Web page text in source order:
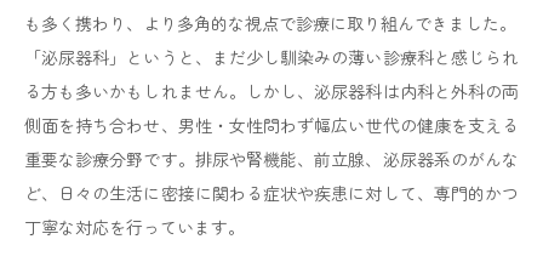
に接種を完了する必要があるのでご注意下さい。
・シングリックスをご希望の方は１回目と２回目の接種
は2ヶ月以上空ける必要がある為、１回目は令和8年1月
31日までに接種を完了して下さい。
◆接種期間：令和8年4月1日（火曜日）～令和9年3月31
◆予約方法 必ずお電話にてご予約下さい。（インター
ネットでは予約出来ませんのでご注意ください）
も多く携わり、より多角的な視点で診療に取り組んできました。
「泌尿器科」というと、まだ少し馴染みの薄い診療科と感じられ
る方も多いかもしれません。しかし、泌尿器科は内科と外科の両
側面を持ち合わせ、男性・女性問わず幅広い世代の健康を支える
重要な診療分野です。排尿や腎機能、前立腺、泌尿器系のがんな
ど、日々の生活に密接に関わる症状や疾患に対して、専門的かつ
丁寧な対応を行っています。